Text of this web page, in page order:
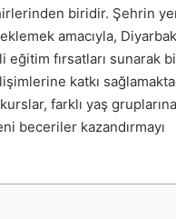
biridir. Şehrin
amacıyla,
eğitim fırsatları sunarak
katkı
farklı yaş
beceriler kazandırmayı